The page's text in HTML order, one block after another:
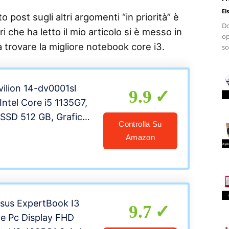
post sugli altri argomenti “in priorità” è
che ha letto il mio articolo si è messo in
la migliore notebook core i3.
14-dv0001sl
Core i5 1135G7,
512 GB, Grafica
9.9
Controlla Su
Amazon
ExpertBook I3
Pc Display FHD
9.7